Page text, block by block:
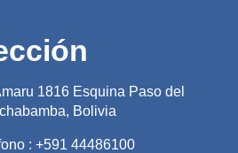
1816 Esquina Paso del
Bolivia
: +591 44486100